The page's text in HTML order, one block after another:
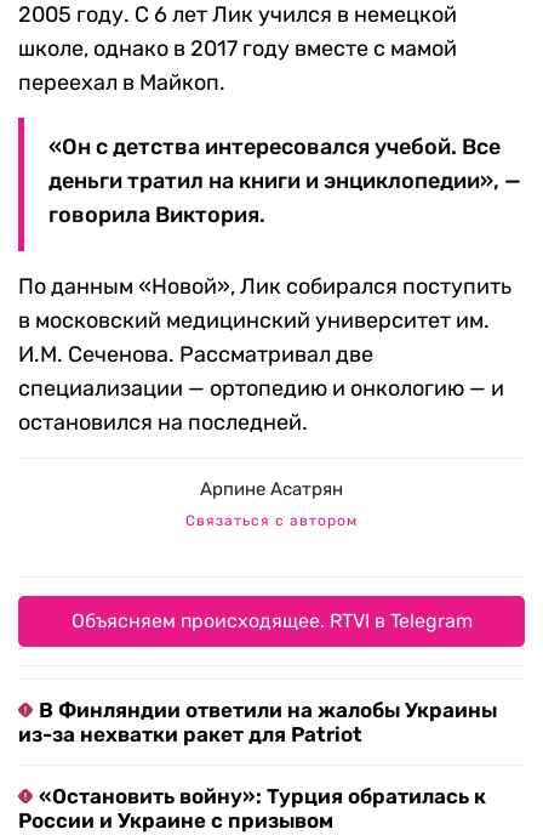
2005 году. С 6 лет Лик учился в немецкой
школе, однако в 2017 году вместе с мамой
переехал в Майкоп.
«Он с детства интересовался учебой. Все
деньги тратил на книги и энциклопедии», —
говорила Виктория.
По данным «Новой», Лик собирался поступить
в московский медицинский университет им.
И.М. Сеченова. Рассматривал две
специализации — ортопедию и онкологию — и
остановился на последней.
Арпине Асатрян
Связаться с автором
Объясняем происходящее. RTVI в Telegram
В Финляндии ответили на жалобы Украины
из-за нехватки ракет для Patriot
«Остановить войну»: Турция обратилась к
России и Украине с призывом